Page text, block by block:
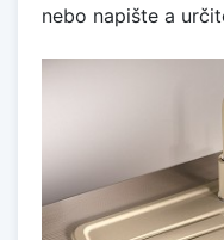
nebo napište a